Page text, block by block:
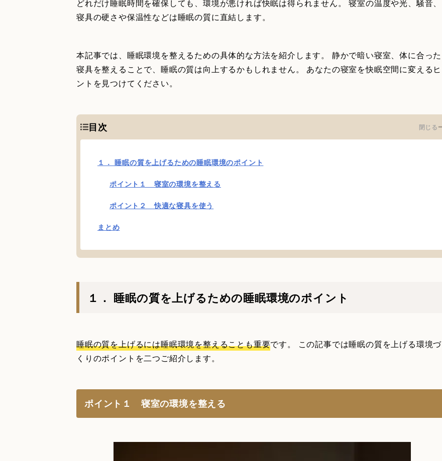
どれだけ睡眠時間を確保しても、環境が悪ければ快眠は得られません。 寝室の温度や光、騒音、
寝具の硬さや保温性などは睡眠の質に直結します。
本記事では、睡眠環境を整えるための具体的な方法を紹介します。 静かで暗い寝室、体に合った
寝具を整えることで、睡眠の質は向上するかもしれません。 あなたの寝室を快眠空間に変えるヒ
ントを見つけてください。
目次 閉じる
１． 睡眠の質を上げるための睡眠環境のポイント
ポイント１ 寝室の環境を整える
ポイント２ 快適な寝具を使う
まとめ
１． 睡眠の質を上げるための睡眠環境のポイント
睡眠の質を上げるには睡眠環境を整えることも重要です。 この記事では睡眠の質を上げる環境づ
くりのポイントを二つご紹介します。
ポイント１ 寝室の環境を整える